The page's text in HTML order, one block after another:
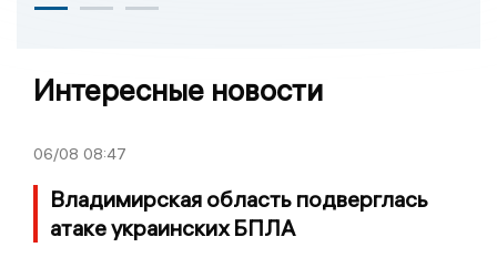
Интересные новости
06/08 08:47
Владимирская область подверглась
атаке украинских БПЛА